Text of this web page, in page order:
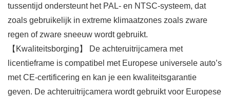
tussentijd ondersteunt het PAL- en NTSC-systeem, dat
zoals gebruikelijk in extreme klimaatzones zoals zware
regen of zware sneeuw wordt gebruikt.
【Kwaliteitsborging】 De achteruitrijcamera met
licentieframe is compatibel met Europese universele auto’s
met CE-certificering en kan je een kwaliteitsgarantie
geven. De achteruitrijcamera wordt gebruikt voor Europese